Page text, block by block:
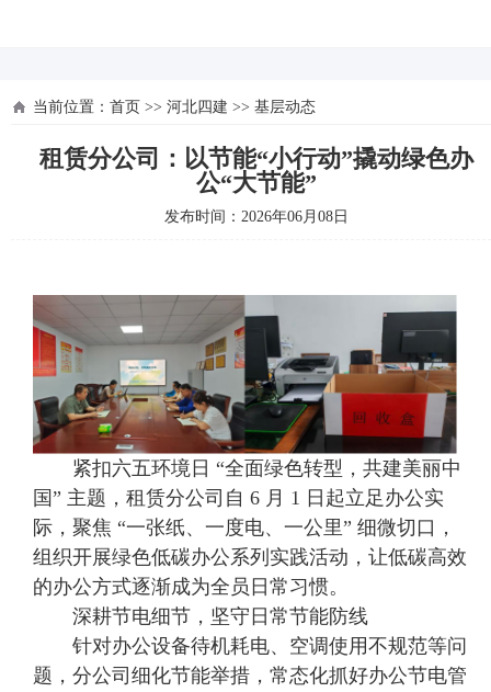
当前位置： 首页 >> 河北四建 >> 基层动态
租赁分公司：以节能“小行动”撬动绿色办
公“大节能”
发布时间：2026年06月08日
紧扣六五环境日 “全面绿色转型，共建美丽中
国” 主题，租赁分公司自 6 月 1 日起立足办公实
际，聚焦 “一张纸、一度电、一公里” 细微切口，
组织开展绿色低碳办公系列实践活动，让低碳高效
的办公方式逐渐成为全员日常习惯。
深耕节电细节，坚守日常节能防线
针对办公设备待机耗电、空调使用不规范等问
题，分公司细化节能举措，常态化抓好办公节电管